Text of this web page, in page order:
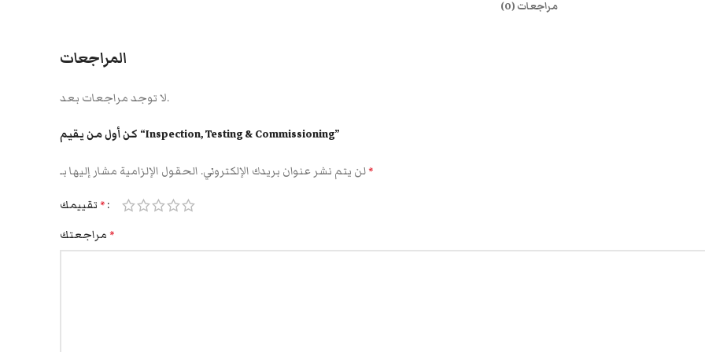
مراجعات (0)
المراجعات
لا توجد مراجعات بعد.
كن أول من يقيم “Inspection, Testing & Commissioning”
لن يتم نشر عنوان بريدك الإلكتروني.*
*
*